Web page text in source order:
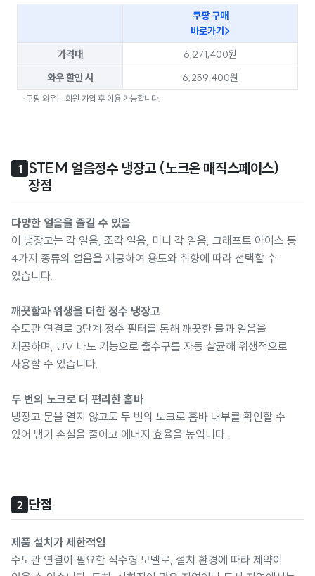
쿠팡 구매
바로가기>
가격대
6,271,400원
와우 할인 시
6,259,400원
·쿠팡 와우는 회원 가입 후 이용 가능합니다.
1 STEM 얼음정수 냉장고 (노크온 매직스페이스)
장점
다양한 얼음을 즐길 수 있음
이 냉장고는 각 얼음, 조각 얼음, 미니 각 얼음, 크래프트 아이스 등
4가지 종류의 얼음을 제공하여 용도와 취향에 따라 선택할 수
있습니다.
깨끗함과 위생을 더한 정수 냉장고
수도관 연결로 3단계 정수 필터를 통해 깨끗한 물과 얼음을
제공하며, UV 나노 기능으로 출수구를 자동 살균해 위생적으로
사용할 수 있습니다.
두 번의 노크로 더 편리한 홈바
냉장고 문을 열지 않고도 두 번의 노크로 홈바 내부를 확인할 수
있어 냉기 손실을 줄이고 에너지 효율을 높입니다.
2 단점
제품 설치가 제한적임
수도관 연결이 필요한 직수형 모델로, 설치 환경에 따라 제약이